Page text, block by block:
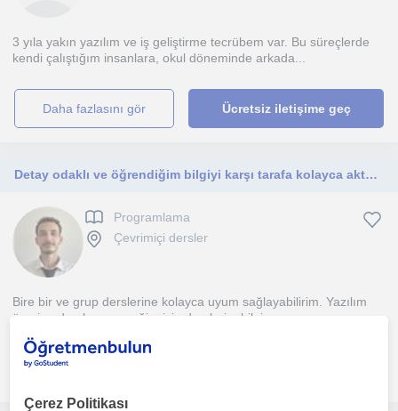
3 yıla yakın yazılım ve iş geliştirme tecrübem var. Bu süreçlerde
kendi çalıştığım insanlara, okul döneminde arkada...
daha fazlasını gör Ücretsiz iletişime geç
Detay odaklı ve öğrendiğim bilgiyi karşı tarafa kolayca aktarabilirim. Derslerim teknoloji ve yazılıma ilgi duyanlara yöneliktir.
Programlama
Çevrimiçi dersler
Bire bir ve grup derslerine kolayca uyum sağlayabilirim. Yazılım
üzerine dersler vereceğim için derslerim bilgisaya...
daha fazlasını gör
Çerez Politikası